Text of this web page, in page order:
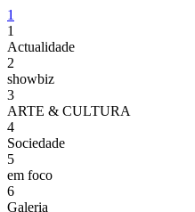
1
1
Actualidade
2
showbiz
3
ARTE & CULTURA
4
Sociedade
5
em foco
6
Galeria